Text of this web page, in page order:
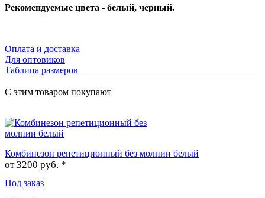
Рекомендуемые цвета - белый, черный.
Оплата и доставка
Для оптовиков
Таблица размеров
С этим товаром покупают
Комбинезон репетиционный без молнии белый
от3200 руб. *
Под заказ